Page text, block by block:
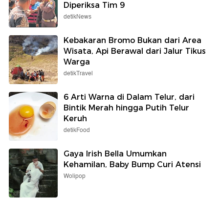
Diperiksa Tim 9
detikNews
Kebakaran Bromo Bukan dari Area
Wisata, Api Berawal dari Jalur Tikus
Warga
detikTravel
6 Arti Warna di Dalam Telur, dari
Bintik Merah hingga Putih Telur
Keruh
detikFood
Gaya Irish Bella Umumkan
Kehamilan, Baby Bump Curi Atensi
Wolipop